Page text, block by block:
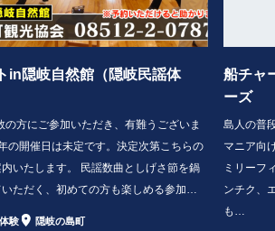
in隠岐自然館（隠岐民謡体
の方にご参加いただき、有難うございま
の開催日は未定です。決定次第こちらの
いたします。 民謡数曲としげさ節を鍋
ただく、初めての方も楽しめる参加…
験 隠岐の島町
船チャ
ーズ
島人の普
マニア向
ミリーフ
ンチク、
も…